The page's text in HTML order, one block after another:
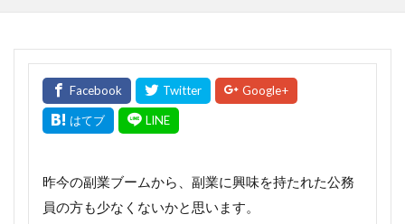
昨今の副業ブームから、副業に興味を持たれた公務
員の方も少なくないかと思います。